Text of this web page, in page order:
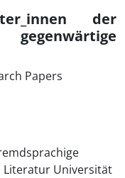
der
Papers
Literatur Universität